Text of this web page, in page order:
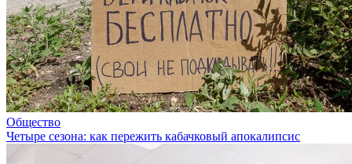
Общество
Четыре сезона: как пережить кабачковый апокалипсис